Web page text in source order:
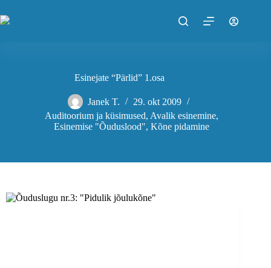
to
content
Esinejate “Pärlid” 1.osa
Janek T.
29. okt 2009
Auditoorium ja küsimused, Avalik esinemine,
Esinemise "Õuduslood", Kõne pidamine